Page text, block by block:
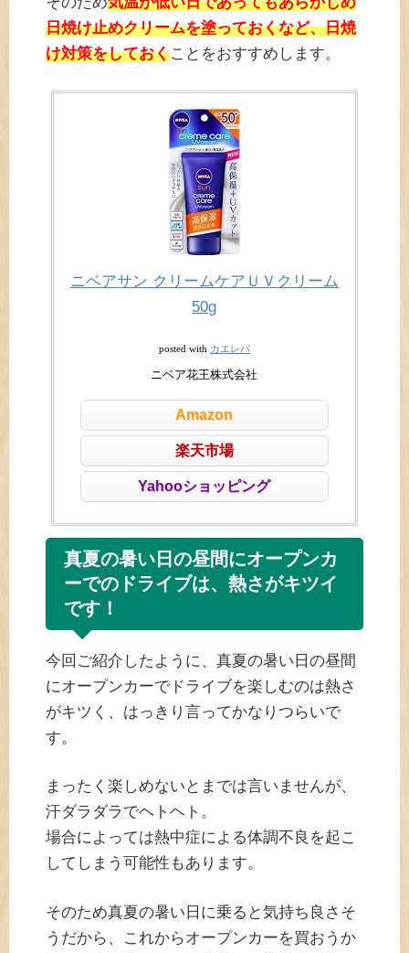
日焼け止めクリームを塗っておくなど、日焼
け対策をしておくことをおすすめします。
ニベアサン クリームケアＵＶクリーム
50g
posted with カエレバ
ニベア花王株式会社
Amazon
楽天市場
Yahooショッピング
真夏の暑い日の昼間にオープンカ
ーでのドライブは、熱さがキツイ
です！
今回ご紹介したように、真夏の暑い日の昼間
にオープンカーでドライブを楽しむのは熱さ
がキツく、はっきり言ってかなりつらいで
す。
まったく楽しめないとまでは言いませんが、
汗ダラダラでヘトヘト。
場合によっては熱中症による体調不良を起こ
してしまう可能性もあります。
そのため真夏の暑い日に乗ると気持ち良さそ
うだから、これからオープンカーを買おうか